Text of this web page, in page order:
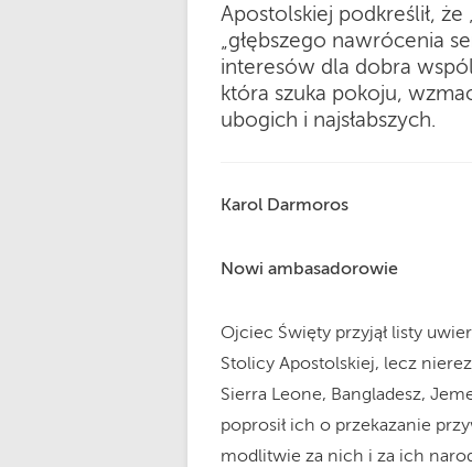
Apostolskiej podkreślił,
„głębszego nawrócenia
interesów dla dobra
która szuka pokoju,
ubogich i najsłabszych.
Karol Darmoros
Nowi ambasadorowie
Ojciec Święty przyjął listy
Stolicy Apostolskiej, lecz
Sierra Leone, Bangladesz,
poprosił ich o przekazanie
modlitwie za nich i za ich